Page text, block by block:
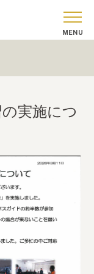
全への取り組み
お問い合わせ
実施につ